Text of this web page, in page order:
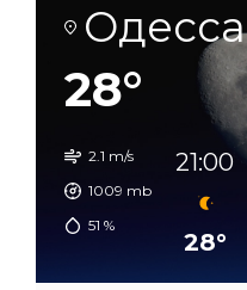
Одесса
28°
2.1 m/s
1009 mb
51 %
21:00
28°